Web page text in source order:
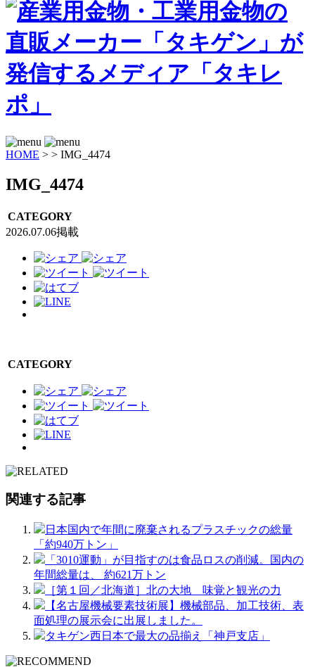
HOME > > IMG_4474
IMG_4474
CATEGORY
2026.07.06掲載
CATEGORY
関連する記事
日本国内で年間に廃棄されるプラスチックの総量
「約940万トン」
「3010運動」が目指すのは食品ロスの削減。国内の
年間総量は、 約621万トン
［第１回／北海道］北の大地 味覚と観光の力
【名古屋機械要素技術展】機械部品、加工技術、表
面処理の展示会に出展しました。
タキゲン西日本で最大の品揃え「神戸支店」